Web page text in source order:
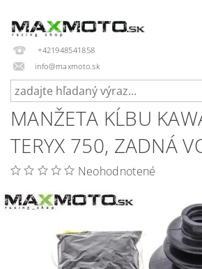
+421948541858
info@maxmoto.sk
MANŽETA KĹBU
TERYX 750, ZADNÁ
Neohodnotené